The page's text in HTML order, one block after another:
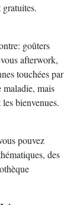
goûters
afterwork,
touchées par
maladie, mais
bienvenues.
pouvez
des